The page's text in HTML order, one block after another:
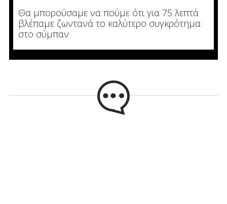
Θα μπορούσαμε να πούμε ότι για 75 λεπτά
βλέπαμε ζωντανά το καλύτερο συγκρότημα
στο σύμπαν